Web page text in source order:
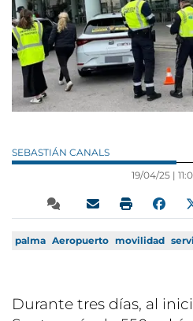
SEBASTIÁN CANALS
19/04/25 |
palma Aeropuerto movilidad
Durante tres días, al